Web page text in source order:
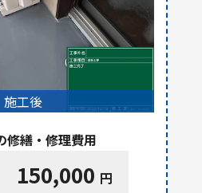
施工後
修繕・修理費用
150,000 円